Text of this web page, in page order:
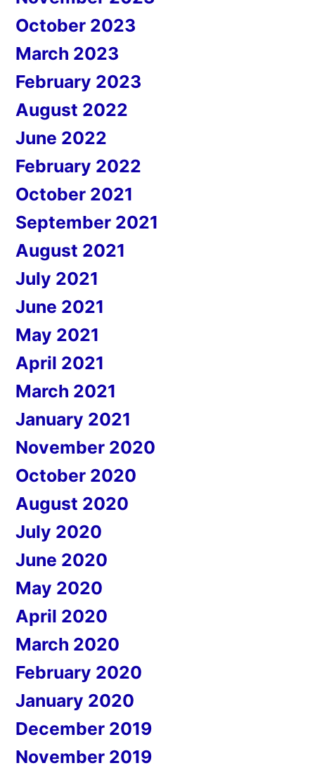
October 2023
March 2023
February 2023
August 2022
June 2022
February 2022
October 2021
September 2021
August 2021
July 2021
June 2021
May 2021
April 2021
March 2021
January 2021
November 2020
October 2020
August 2020
July 2020
June 2020
May 2020
April 2020
March 2020
February 2020
January 2020
December 2019
November 2019